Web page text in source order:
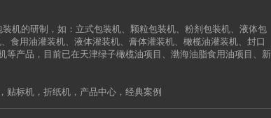
机的研制，如：立式包装机、颗粒包装机、粉剂包装机、液体包
食用油灌装机、液体灌装机、膏体灌装机、橄榄油灌装机、封口
产品，目前已在天津绿子橄榄油项目、渤海油脂食用油项目、新
， 贴标机 ， 折纸机 ， 产品中心 ， 经典案例